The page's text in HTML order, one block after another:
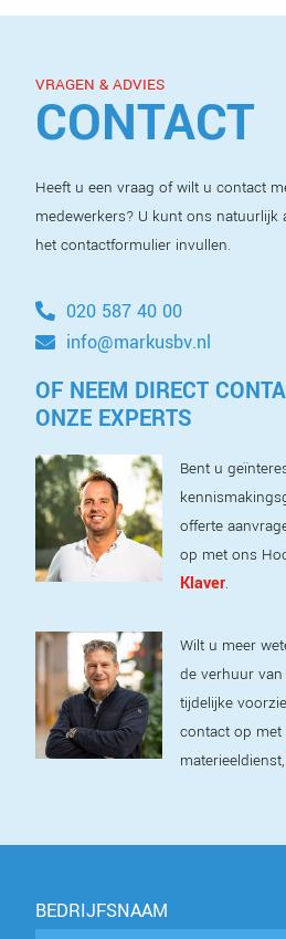
VRAGEN & ADVIES
CONTACT
Heeft u een vraag of wilt u contact
medewerkers? U kunt ons natuurlijk
het contactformulier invullen.
020 587 40 00
info@markusbv.nl
OF NEEM DIRECT
ONZE EXPERTS
Bent u
offerte
op met ons
Klaver.
Wilt u meer
de verhuur
tijdelijke
contact op
materieeldienst,
BEDRIJFSNAAM